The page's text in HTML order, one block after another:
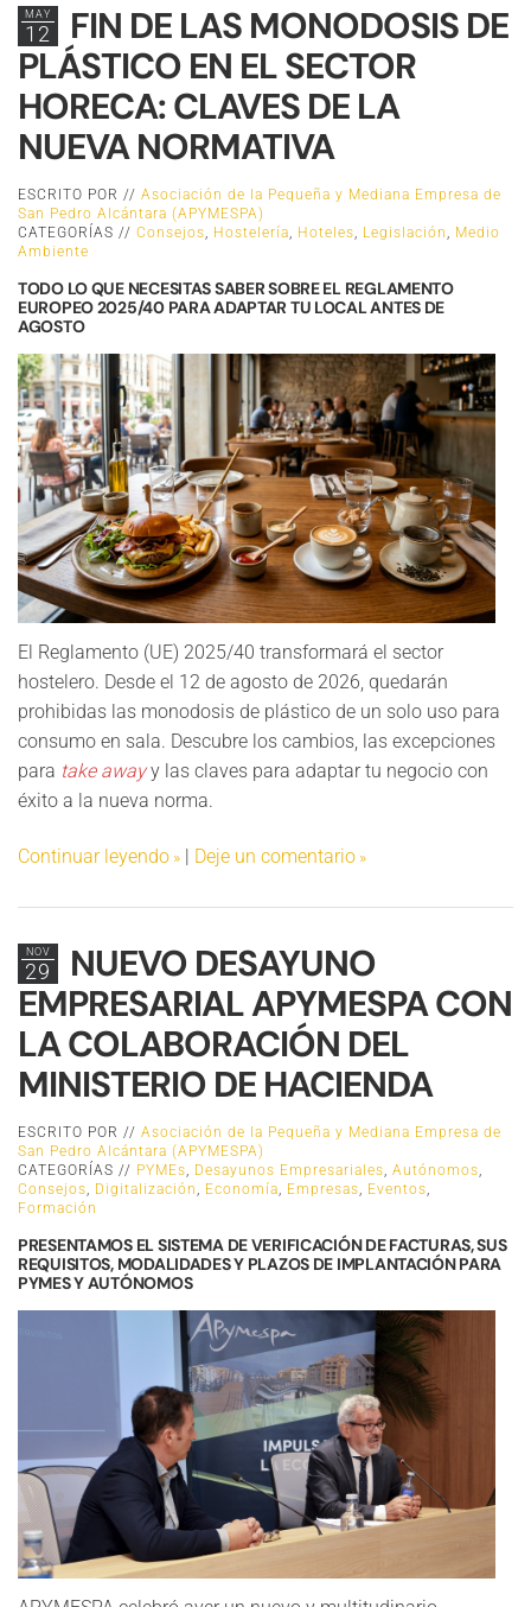
MAY
12
FIN DE LAS MONODOSIS DE
PLÁSTICO EN EL SECTOR
HORECA: CLAVES DE LA
NUEVA NORMATIVA
ESCRITO POR // Asociación de la Pequeña y Mediana Empresa de
San Pedro Alcántara (APYMESPA)
CATEGORÍAS // Consejos, Hostelería, Hoteles, Legislación , Medio
Ambiente
TODO LO QUE NECESITAS SABER SOBRE EL REGLAMENTO
EUROPEO 2025/40 PARA ADAPTAR TU LOCAL ANTES DE
AGOSTO
El Reglamento (UE) 2025/40 transformará el sector
hostelero. Desde el 12 de agosto de 2026, quedarán
prohibidas las monodosis de plástico de un solo uso para
consumo en sala. Descubre los cambios, las excepciones
para take awayy las claves para adaptar tu negocio con
éxito a la nueva norma.
Continuar leyendo | Deje un comentario
NOV
29
NUEVO DESAYUNO
EMPRESARIAL APYMESPA CON
LA COLABORACIÓN DEL
MINISTERIO DE HACIENDA
ESCRITO POR // Asociación de la Pequeña y Mediana Empresa de
San Pedro Alcántara (APYMESPA)
CATEGORÍAS // PYMEs Desayunos Empresariales Autónomos
Consejos
Digitalización Economía Empresas Eventos
Formación
PRESENTAMOS EL SISTEMA DE VERIFICACIÓN DE FACTURAS, SUS
REQUISITOS, MODALIDADES Y PLAZOS DE IMPLANTACIÓN PARA
PYMES Y AUTÓNOMOS